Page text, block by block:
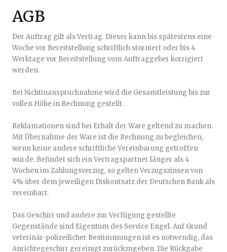
AGB
Der Auftrag gilt als Vertrag. Dieser kann bis spätestens eine
Woche vor Bereitstellung schriftlich storniert oder bis 4
Werktage vor Bereitstellung vom Auftraggeber korrigiert
werden.
Bei Nichtinanspruchnahme wird die Gesamtleistung bis zur
vollen Höhe in Rechnung gestellt.
Reklamationen sind bei Erhalt der Ware geltend zu machen.
Mit Übernahme der Ware ist die Rechnung zu begleichen,
wenn keine andere schriftliche Vereinbarung getroffen
wurde. Befindet sich ein Vertragspartner länger als 4
Wochen im Zahlungsverzug, so gelten Verzugszinsen von
4% über dem jeweiligen Diskontsatz der Deutschen Bank als
vereinbart.
Das Geschirr und andere zur Verfügung gestellte
Gegenstände sind Eigentum des Service Engel. Auf Grund
veterinär-polizeilicher Bestimmungen ist es notwendig, das
Anrichtegeschirr gereinigt zurückzugeben. Die Rückgabe